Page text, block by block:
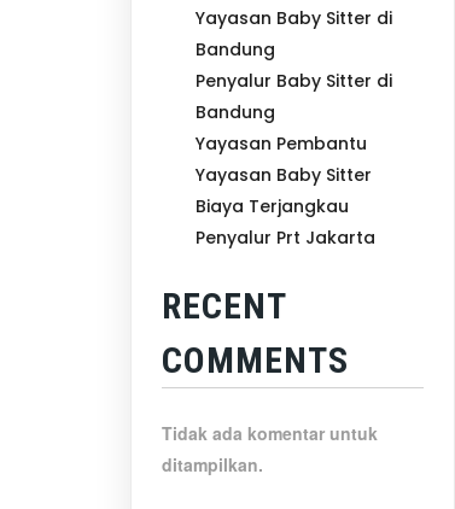
Yayasan Baby Sitter di
Bandung
Penyalur Baby Sitter di
Bandung
Yayasan Pembantu
Yayasan Baby Sitter
Biaya Terjangkau
Penyalur Prt Jakarta
RECENT
COMMENTS
Tidak ada komentar untuk
ditampilkan.